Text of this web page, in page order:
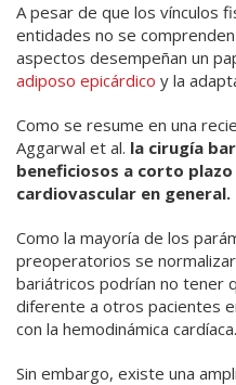
A pesar de que los vínculos
entidades no se
aspectos desempeñan un
adiposo epicárdico y la
Como se resume en una
Aggarwal et al. la cirugía
beneficiosos a corto
cardiovascular en general.
Como la mayoría de los
preoperatorios se
bariátricos podrían no tener
diferente a otros pacientes
con la hemodinámica cardíaca.
Sin embargo, existe una